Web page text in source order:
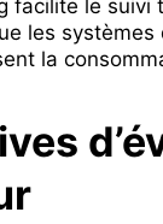
facilite le suivi
les systèmes
la